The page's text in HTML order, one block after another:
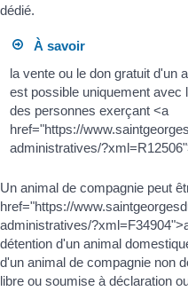
dédié.
À savoir
la vente ou le don gratuit d'un
est possible uniquement
des personnes exerçant <a
href="https://
administratives/
Un animal de compagnie peut
href="https://
administratives/
détention d'un animal
d'un animal de compagnie non
libre ou soumise à déclaration